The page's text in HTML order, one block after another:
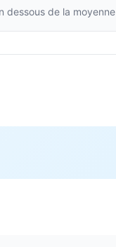
dessous de la moyenne